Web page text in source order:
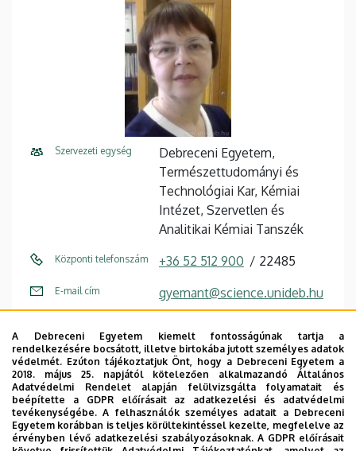
Szervezeti egység
Debreceni Egyetem,
Természettudományi és
Technológiai Kar, Kémiai
Intézet, Szervetlen és
Analitikai Kémiai Tanszék
Központi telefonszám +36 52 512 900 22485
E-mail cím gyemant@science.unideb.hu
Cím
4032 Debrecen, Egyetem tér
1.
Épület Kémia épület
Emelet, ajtó
5. emelet, D-518
A Debreceni Egyetem kiemelt fontosságúnak tartja a
rendelkezésére bocsátott, illetve birtokába jutott személyes adatok
védelmét. Ezúton tájékoztatjuk Önt, hogy a Debreceni Egyetem a
2018. május 25. napjától kötelezően alkalmazandó Általános
Adatvédelmi Rendelet alapján felülvizsgálta folyamatait és
beépítette a GDPR előírásait az adatkezelési és adatvédelmi
tevékenységébe. A felhasználók személyes adatait a Debreceni
Egyetem korábban is teljes körültekintéssel kezelte, megfelelve az
érvényben lévő adatkezelési szabályozásoknak. A GDPR előírásait